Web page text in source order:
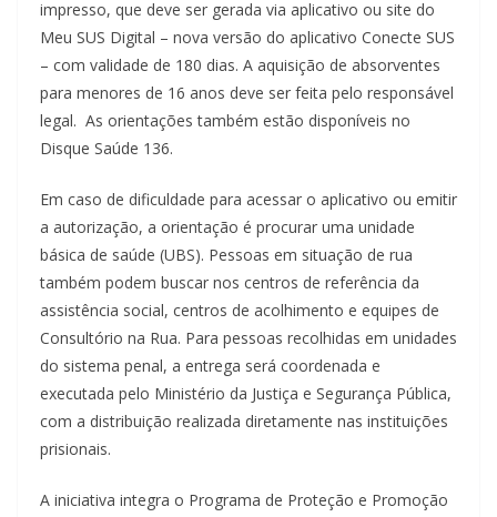
impresso, que deve ser gerada via aplicativo ou site do
Meu SUS Digital – nova versão do aplicativo Conecte SUS
– com validade de 180 dias. A aquisição de absorventes
para menores de 16 anos deve ser feita pelo responsável
legal. As orientações também estão disponíveis no
Disque Saúde 136.
Em caso de dificuldade para acessar o aplicativo ou emitir
a autorização, a orientação é procurar uma unidade
básica de saúde (UBS). Pessoas em situação de rua
também podem buscar nos centros de referência da
assistência social, centros de acolhimento e equipes de
Consultório na Rua. Para pessoas recolhidas em unidades
do sistema penal, a entrega será coordenada e
executada pelo Ministério da Justiça e Segurança Pública,
com a distribuição realizada diretamente nas instituições
prisionais.
A iniciativa integra o Programa de Proteção e Promoção